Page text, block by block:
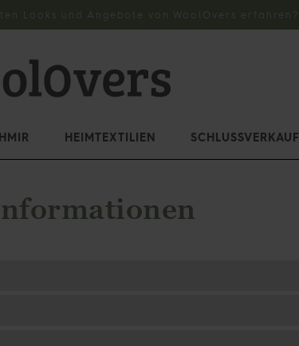
Looks und Angebote von WoolOvers erfahren?
HEIMTEXTILIEN SCHLUSSVERKAUF